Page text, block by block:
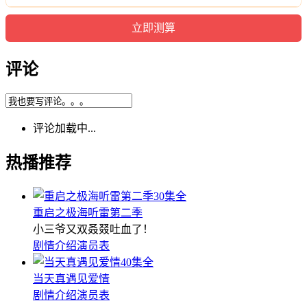
评论
评论加载中...
热播推荐
30集全
重启之极海听雷第二季
小三爷又双叒叕吐血了！
剧情介绍演员表
40集全
当天真遇见爱情
剧情介绍演员表